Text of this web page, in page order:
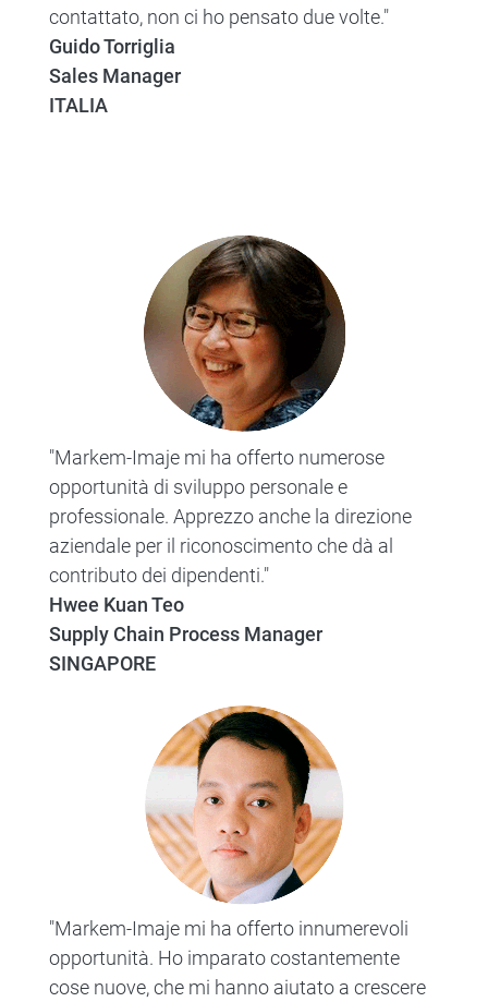
contattato, non ci ho pensato due volte."
Guido Torriglia
Sales Manager
ITALIA
"Markem-Imaje mi ha offerto numerose
opportunità di sviluppo personale e
professionale. Apprezzo anche la direzione
aziendale per il riconoscimento che dà al
contributo dei dipendenti."
Hwee Kuan Teo
Supply Chain Process Manager
SINGAPORE
"Markem-Imaje mi ha offerto innumerevoli
opportunità. Ho imparato costantemente
cose nuove, che mi hanno aiutato a crescere